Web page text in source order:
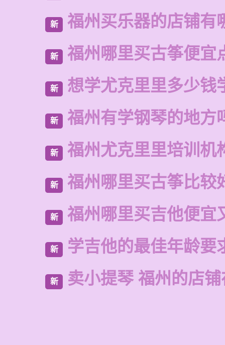
新 福州买乐器的店铺有
新 福州哪里买古筝便宜
新 想学尤克里里多少钱
新 福州有学钢琴的地方
新 福州尤克里里培训机
新 福州哪里买古筝比较
新 福州哪里买吉他便宜
新 学吉他的最佳年龄要
新 卖小提琴 福州的店